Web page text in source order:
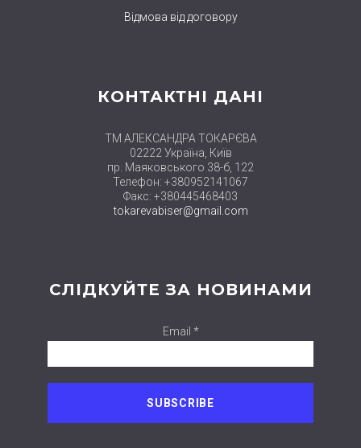
Відмова від договору
КОНТАКТНІ ДАНІ
ТМ АЛЕКСАНДРА ТОКАРЄВА
02222 Україна, Київ
пр. Маяковського 38-б, 122
Телефон: +380952141067
Факс: +380445468403
tokarevabiser@gmail.com
СЛІДКУЙТЕ ЗА НОВИНАМИ
Email *